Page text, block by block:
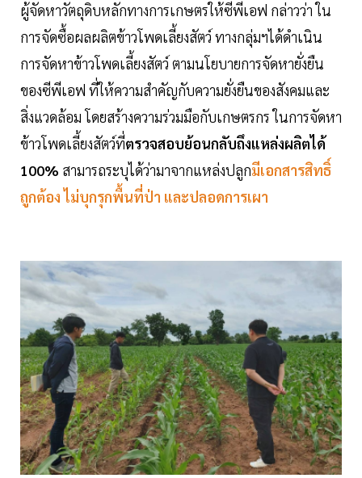
ผู้จัดหาวัตถุดิบหลักทางการเกษตรให้ซีพีเอฟ กล่าวว่า ใน
การจัดซื้อผลผลิตข้าวโพดเลี้ยงสัตว์ ทางกลุ่มฯได้ดำเนิน
การจัดหาข้าวโพดเลี้ยงสัตว์ ตามนโยบายการจัดหายั่งยืน
ของซีพีเอฟ ที่ให้ความสำคัญกับความยั่งยืนของสังคมและ
สิ่งแวดล้อม โดยสร้างความร่วมมือกับเกษตรกร ในการจัดหา
ข้าวโพดเลี้ยงสัตว์ที่ตรวจสอบย้อนกลับถึงแหล่งผลิตได้
100% สามารถระบุได้ว่ามาจากแหล่งปลูกมีเอกสารสิทธิ์
ถูกต้อง ไม่บุกรุกพื้นที่ป่า และปลอดการเผา